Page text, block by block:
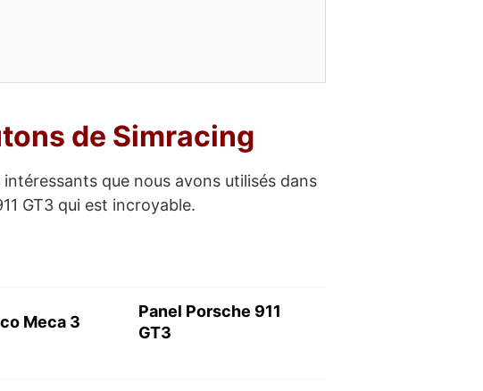
de Simracing
que nous avons utilisés dans
GT3 qui est incroyable.
Meca 3
Panel Porsche 911
GT3